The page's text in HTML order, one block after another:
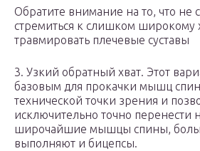
Обратите внимание на то, что не
стремиться к слишком широкому
травмировать плечевые суставы
3. Узкий обратный хват. Этот
базовым для прокачки мышц
технической точки зрения и
исключительно точно перенести
широчайшие мышцы спины,
выполняют и бицепсы.